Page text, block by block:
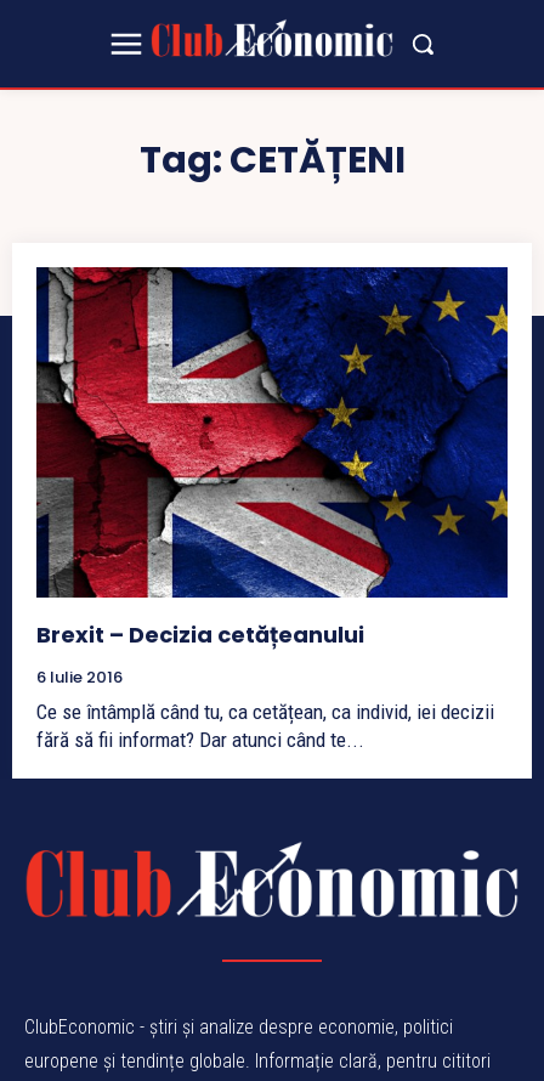
Tag:CETĂȚENI
Brexit – Decizia cetățeanului
6 Iulie 2016
Ce se întâmplă când tu, ca cetățean, ca individ, iei decizii
fără să fii informat? Dar atunci când te...
ClubEconomic - știri și analize despre economie, politici
europene și tendințe globale. Informație clară, pentru cititori